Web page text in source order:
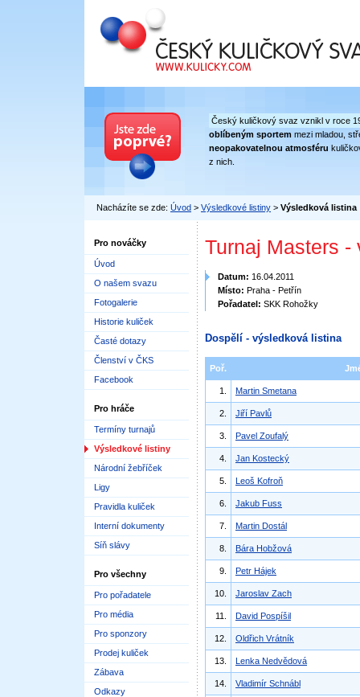
Český kuličkový svaz
Český kuličkový svaz vznikl v roce
oblíbeným sportem mezi mladou,
neopakovatelnou atmosféru
z nich.
Nacházíte se zde: Úvod > Výsledkové listiny > Výsledková listina
Pro nováčky
Úvod
O našem svazu
Fotogalerie
Historie kuliček
Časté dotazy
Členství v ČKS
Facebook
Pro hráče
Termíny turnajů
Výsledkové listiny
Národní žebříček
Ligy
Pravidla kuliček
Interní dokumenty
Síň slávy
Pro všechny
Pro pořadatele
Pro média
Pro sponzory
Prodej kuliček
Zábava
Odkazy
Turnaj Masters -
Datum: 16.04.2011
Místo: Praha - Petřín
Pořadatel: SKK Rohožky
Dospělí - výsledková listina
Poř.
1. Martin Smetana
2. Jiří Pavlů
3. Pavel Zoufalý
4. Jan Kostecký
5. Leoš Kofroň
6. Jakub Fuss
7. Martin Dostál
8. Bára Hobžová
9. Petr Hájek
10. Jaroslav Zach
11. David Pospíšil
12. Oldřich Vrátník
13. Lenka Nedvědová
14. Vladimír Schnábl